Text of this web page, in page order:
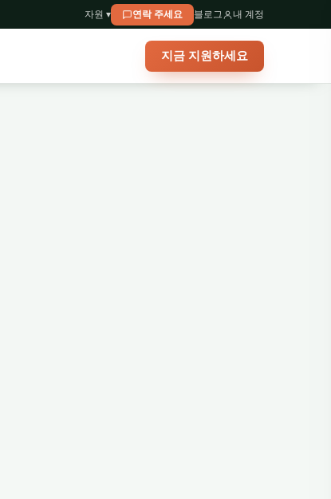
자원 ▾ 연락 주세요 블로그 내 계정
지금 지원하세요